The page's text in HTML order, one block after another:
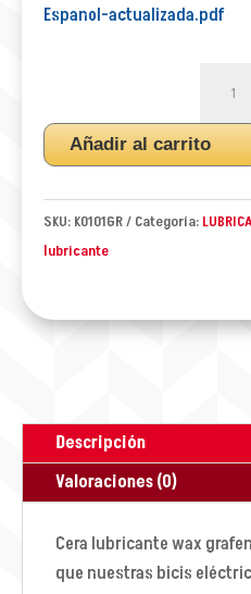
Espanol-actualizada.pdf
Añadir al carrito
SKU: K0101GR Categoría:
lubricante
Descripción
Valoraciones (0)
Cera lubricante wax
que nuestras bicis